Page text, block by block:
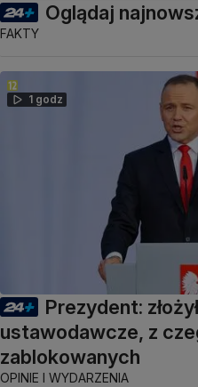
Oglądaj
FAKTY
1 godz
Prezydent:
ustawodawcze, z
zablokowanych
OPINIE I WYDARZENIA